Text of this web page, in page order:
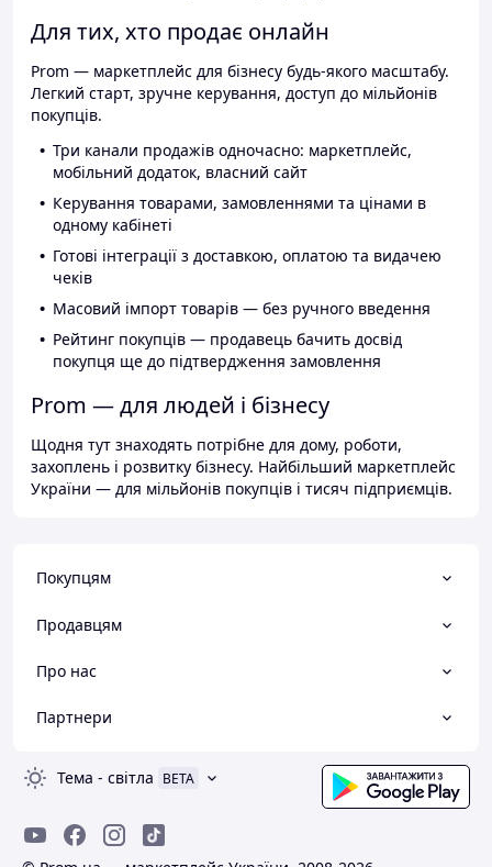
Для тих, хто продає онлайн
Prom — маркетплейс для бізнесу будь-якого масштабу.
Легкий старт, зручне керування, доступ до мільйонів
покупців.
Три канали продажів одночасно: маркетплейс,
мобільний додаток, власний сайт
Керування товарами, замовленнями та цінами в
одному кабінеті
Готові інтеграції з доставкою, оплатою та видачею
чеків
Масовий імпорт товарів — без ручного введення
Рейтинг покупців — продавець бачить досвід
покупця ще до підтвердження замовлення
Prom — для людей і бізнесу
Щодня тут знаходять потрібне для дому, роботи,
захоплень і розвитку бізнесу. Найбільший маркетплейс
України — для мільйонів покупців і тисяч підприємців.
Покупцям
Продавцям
Про нас
Партнери
Тема - світла BETA